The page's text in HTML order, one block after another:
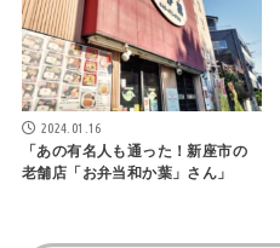
2024.01.16
「あの有名人も通った！新座市の
老舗店「お弁当和か葉」さん」